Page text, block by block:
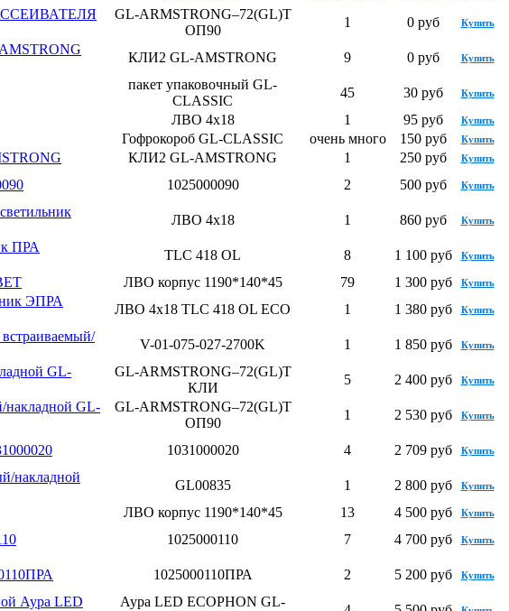
GL-ARMSTRONG–72(GL)T
ОП90
1 0 руб Купить
КЛИ2 GL-AMSTRONG 9 0 руб Купить
пакет упаковочный GL-
CLASSIC
45 30 руб Купить
ЛВО 4х18 1 95 руб Купить
Гофрокороб GL-CLASSIC очень много 150 руб Купить
КЛИ2 GL-AMSTRONG 1 250 руб Купить
1025000090 2 500 руб Купить
ЛВО 4х18 1 860 руб Купить
ПРА
TLC 418 OL 8 1 100 руб Купить
ЛВО корпус 1190*140*45 79 1 300 руб Купить
ЭПРА
ЛВО 4х18 TLC 418 OL ECO 1 1 380 руб Купить
V-01-075-027-2700K 1 1 850 руб Купить
GL-
GL-ARMSTRONG–72(GL)T
КЛИ
5 2 400 руб Купить
накладной GL-
GL-ARMSTRONG–72(GL)T
ОП90
1 2 530 руб Купить
1031000020 4 2 709 руб Купить
накладной
GL00835 1 2 800 руб Купить
ЛВО корпус 1190*140*45 13 4 500 руб Купить
1025000110 7 4 700 руб Купить
1025000110ПРА 2 5 200 руб Купить
Аура LED
Аура LED ECOPHON GL-